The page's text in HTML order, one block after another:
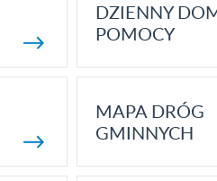
DZIENNY
POMOCY
MAPA DRÓG
GMINNYCH